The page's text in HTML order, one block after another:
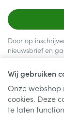
Wij gebruiken
Onze webshop
cookies. Deze
te laten
Door op
nieuwsbrief en